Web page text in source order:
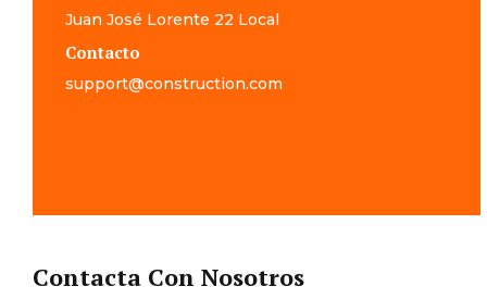
Juan José Lorente 22 Local
Contacto
support@construction.com
Contacta Con Nosotros